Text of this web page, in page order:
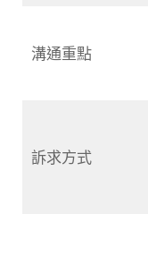
溝通重點
訴求方式